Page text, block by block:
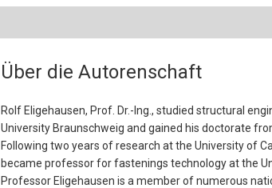
Über die Autorenschaft
Rolf Eligehausen, Prof. Dr.-Ing., studied structural
University Braunschweig and gained his doctorate
Following two years of research at the University of
became professor for fastenings technology at the
Professor Eligehausen is a member of numerous